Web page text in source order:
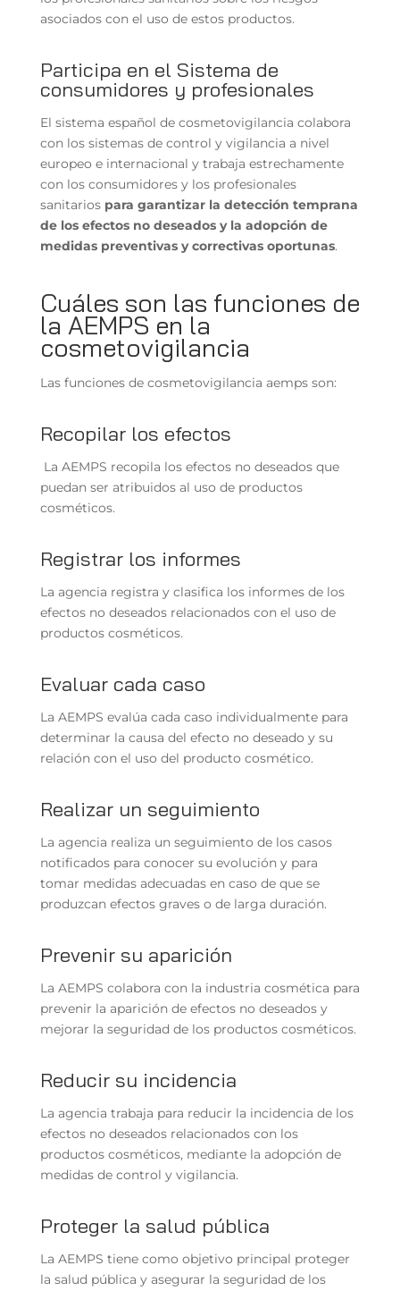
asociados con el uso de estos productos.
Participa en el Sistema de
consumidores y profesionales
El sistema español de cosmetovigilancia colabora
con los sistemas de control y vigilancia a nivel
europeo e internacional y trabaja estrechamente
con los consumidores y los profesionales
sanitarios para garantizar la detección temprana
de los efectos no deseados y la adopción de
medidas preventivas y correctivas oportunas.
Cuáles son las funciones de
la AEMPS en la
cosmetovigilancia
Las funciones de cosmetovigilancia aemps son:
Recopilar los efectos
La AEMPS recopila los efectos no deseados que
puedan ser atribuidos al uso de productos
cosméticos.
Registrar los informes
La agencia registra y clasifica los informes de los
efectos no deseados relacionados con el uso de
productos cosméticos.
Evaluar cada caso
La AEMPS evalúa cada caso individualmente para
determinar la causa del efecto no deseado y su
relación con el uso del producto cosmético.
Realizar un seguimiento
La agencia realiza un seguimiento de los casos
notificados para conocer su evolución y para
tomar medidas adecuadas en caso de que se
produzcan efectos graves o de larga duración.
Prevenir su aparición
La AEMPS colabora con la industria cosmética para
prevenir la aparición de efectos no deseados y
mejorar la seguridad de los productos cosméticos.
Reducir su incidencia
La agencia trabaja para reducir la incidencia de los
efectos no deseados relacionados con los
productos cosméticos, mediante la adopción de
medidas de control y vigilancia.
Proteger la salud pública
La AEMPS tiene como objetivo principal proteger
la salud pública y asegurar la seguridad de los